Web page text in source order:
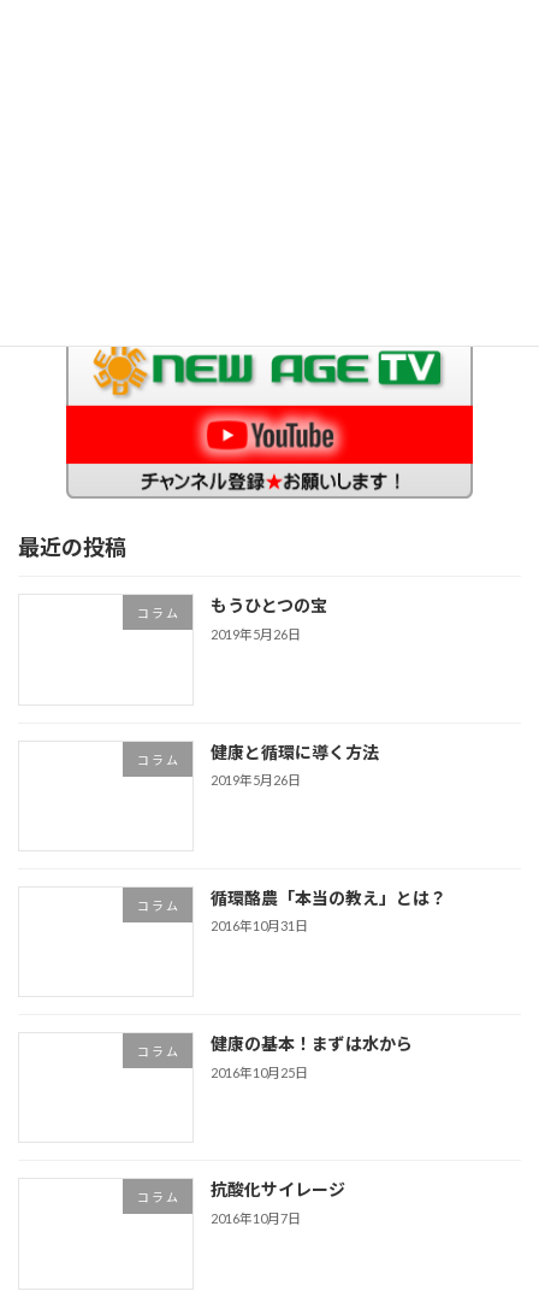
最近の投稿
コ ラ ム もうひとつの宝
2019年5月26日
コ ラ ム 健康と循環に導く方法
2019年5月26日
コ ラ ム 循環酪農「本当の教え」とは？
2016年10月31日
コ ラ ム 健康の基本！まずは水から
2016年10月25日
コ ラ ム 抗酸化サイレージ
2016年10月7日